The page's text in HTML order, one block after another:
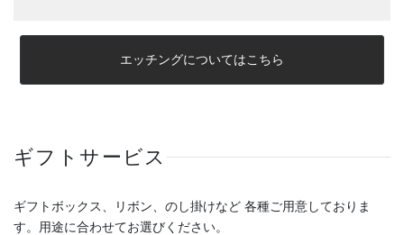
エッチングについてはこちら
ギフトサービス
ギフトボックス、リボン、のし掛けなど 各種ご用意しておりま
す。用途に合わせてお選びください。